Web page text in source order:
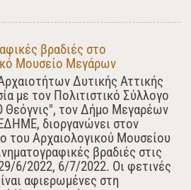
βραδιές στο
Μουσείο Μεγάρων
Δυτικής Αττικής
με τον Πολιτιστικό Σύλλογο
τον Δήμο Μεγαρέων
διοργανώνει στον
του Αρχαιολογικού Μουσείου
βραδιές στις
6/2022, 6/7/2022. Οι φετινές
αφιερωμένες στη